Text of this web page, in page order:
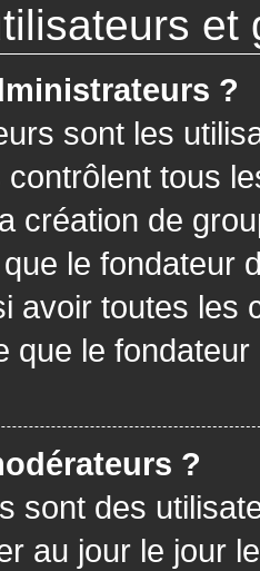
et
?
sont les
tous
création de
le fondateur
avoir toutes les
que le
?
sont des
au jour le jour